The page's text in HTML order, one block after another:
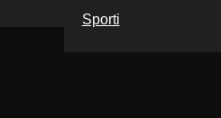
Sporti